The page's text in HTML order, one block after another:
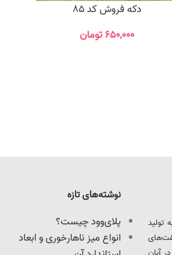
دکه فروش کد 85
۶۵۰,۰۰۰تومان
نوشته‌های تازه
پلای‌وود چیست؟
انواع میز ناهارخوری و ابعاد
به تولید